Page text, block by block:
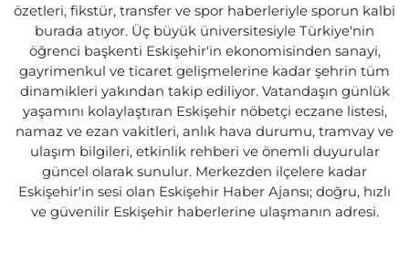
özetleri, fikstür, transfer ve spor haberleriyle sporun kalbi
burada atıyor. Üç büyük üniversitesiyle Türkiye'nin
öğrenci başkenti Eskişehir'in ekonomisinden sanayi,
gayrimenkul ve ticaret gelişmelerine kadar şehrin tüm
dinamikleri yakından takip ediliyor. Vatandaşın günlük
yaşamını kolaylaştıran Eskişehir nöbetçi eczane listesi,
namaz ve ezan vakitleri, anlık hava durumu, tramvay ve
ulaşım bilgileri, etkinlik rehberi ve önemli duyurular
güncel olarak sunulur. Merkezden ilçelere kadar
Eskişehir'in sesi olan Eskişehir Haber Ajansı; doğru, hızlı
ve güvenilir Eskişehir haberlerine ulaşmanın adresi.